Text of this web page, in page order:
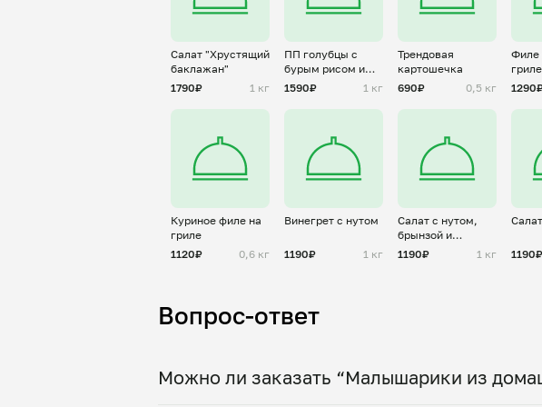
Салат "Хрустящий
баклажан"
1790₽
1 кг
ПП голубцы с
бурым рисом и
руб.индейкой
1590₽ 1 кг
Трендовая
картошечка
690₽
0,5 кг
Филе
гриле
Куриное филе на
гриле
1120₽
0,6 кг
Винегрет с нутом
1190₽ 1 кг
Салат с нутом,
брынзой и
огурцами
1190₽ 1 кг 1190₽
Вопрос-ответ
Можно ли заказать “Малышарики из